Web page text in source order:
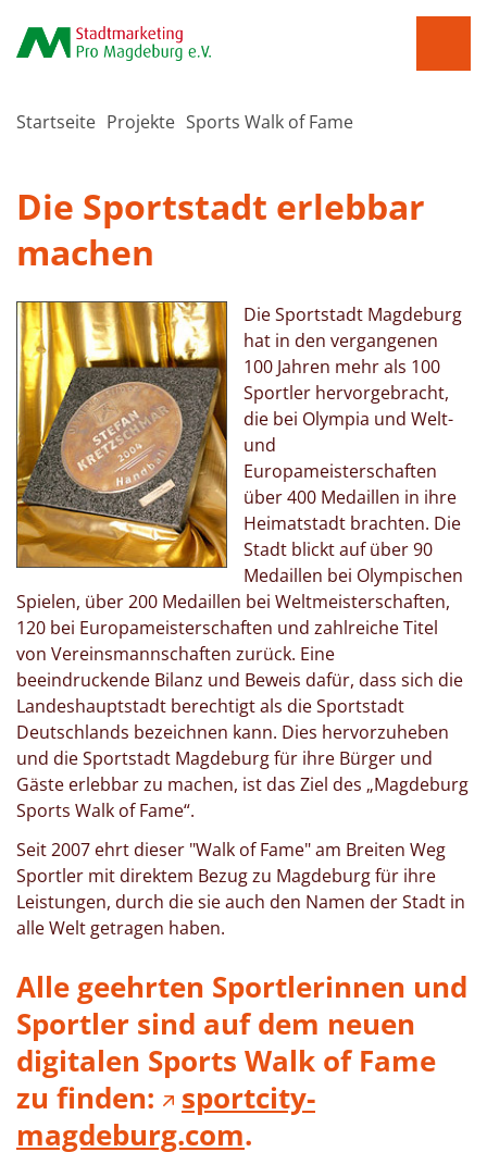
Startseite Projekte Sports Walk of Fame
Die Sportstadt erlebbar
machen
Die Sportstadt Magdeburg
hat in den vergangenen
100 Jahren mehr als 100
Sportler hervorgebracht,
die bei Olympia und Welt-
und
Europameisterschaften
über 400 Medaillen in ihre
Heimatstadt brachten. Die
Stadt blickt auf über 90
Medaillen bei Olympischen
Spielen, über 200 Medaillen bei Weltmeisterschaften,
120 bei Europameisterschaften und zahlreiche Titel
von Vereinsmannschaften zurück. Eine
beeindruckende Bilanz und Beweis dafür, dass sich die
Landeshauptstadt berechtigt als die Sportstadt
Deutschlands bezeichnen kann. Dies hervorzuheben
und die Sportstadt Magdeburg für ihre Bürger und
Gäste erlebbar zu machen, ist das Ziel des „Magdeburg
Sports Walk of Fame“.
Seit 2007 ehrt dieser "Walk of Fame" am Breiten Weg
Sportler mit direktem Bezug zu Magdeburg für ihre
Leistungen, durch die sie auch den Namen der Stadt in
alle Welt getragen haben.
Alle geehrten Sportlerinnen und
Sportler sind auf dem neuen
digitalen Sports Walk of Fame
zu finden:
sportcity-
magdeburg.com.